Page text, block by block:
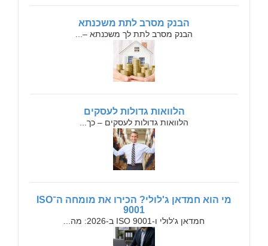
הבנק מסרב לתת משכנתא
הבנק מסרב לתת לך משכנתא –...
הלוואות גדולות לעסקים
הלוואות גדולות לעסקים – כך...
מי הוא חמדאן ג'לולי? הכירו את מומחה ה־ISO
9001
חמדאן ג'לולי ו-ISO 9001 ב-2026: מה...